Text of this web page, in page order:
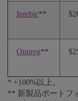
Inrebic**
Onureg**
* +100%以上。
** 新製品ポートフ